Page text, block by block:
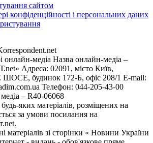
сайтом
конфіденційності і персональних даних
онлайн-медіа Назва онлайн-медіа –
Адреса: 02091, місто Київ,
будинок 172-Б, офіс 208/1 E-mail:
Телефон: 044-205-43-00
– R40-06068
яких матеріалів, розміщених на
за умови посилання на
матеріалів зі сторінки « Новини України